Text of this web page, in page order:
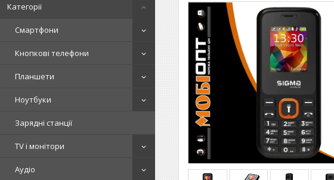
Категорії
Смартфони
Кнопкові телефони
Планшети
Ноутбуки
Зарядні станції
TV і монітори
Аудіо